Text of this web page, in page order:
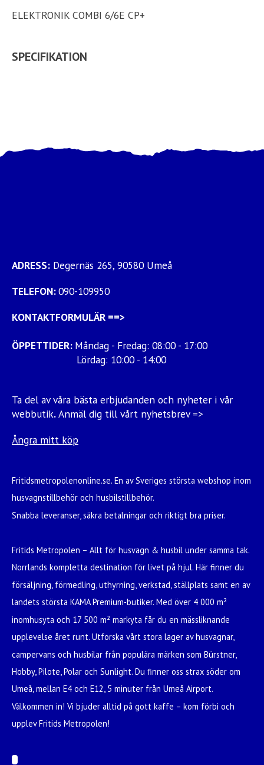
ELEKTRONIK COMBI 6/6E CP+
SPECIFIKATION
ADRESS: Degernäs 265, 90580 Umeå
TELEFON:090-109950
KONTAKTFORMULÄR ==>
ÖPPETTIDER: Måndag - Fredag: 08:00 - 17:00
Lördag: 10:00 - 14:00
Ta del av våra bästa erbjudanden och nyheter i vår
webbutik.Anmäl dig till vårt nyhetsbrev =>
Ångra mitt köp
Fritidsmetropolenonline.se. En av Sveriges största webshop inom
husvagnstillbehör och husbilstillbehör.
Snabba leveranser, säkra betalningar och riktigt bra priser.
Fritids Metropolen – Allt för husvagn & husbil under samma tak.
Norrlands kompletta destination för livet på hjul. Här finner du
försäljning, förmedling, uthyrning, verkstad, ställplats samt en av
landets största KAMA Premium-butiker. Med över 4 000 m²
inomhusyta och 17 500 m² markyta får du en mässliknande
upplevelse året runt. Utforska vårt stora lager av husvagnar,
campervans och husbilar från populära märken som Bürstner,
Hobby, Pilote, Polar och Sunlight. Du finner oss strax söder om
Umeå, mellan E4 och E12, 5 minuter från Umeå Airport.
Välkommen in! Vi bjuder alltid på gott kaffe – kom förbi och
upplev Fritids Metropolen!